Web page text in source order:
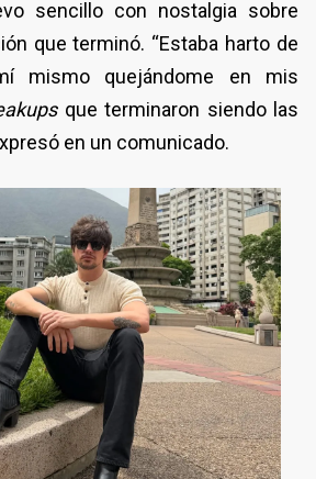
sencillo con nostalgia sobre
que terminó. “Estaba harto de
mismo quejándome en mis
que terminaron siendo las
en un comunicado.